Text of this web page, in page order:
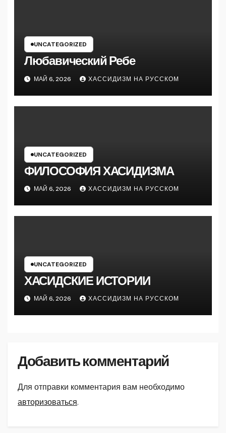
UNCATEGORIZED
Любавический Ребе
МАЙ 6, 2026 ХАССИДИЗМ НА РУССКОМ
UNCATEGORIZED
ФИЛОСОФИЯ ХАСИДИЗМА
МАЙ 6, 2026 ХАССИДИЗМ НА РУССКОМ
UNCATEGORIZED
ХАСИДСКИЕ ИСТОРИИ
МАЙ 6, 2026 ХАССИДИЗМ НА РУССКОМ
Добавить комментарий
Для отправки комментария вам необходимо
авторизоваться.